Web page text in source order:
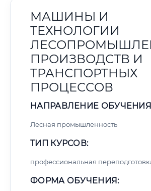
МАШИНЫ И
ТЕХНОЛОГИИ
ПРОИЗВОДСТВ И
ТРАНСПОРТНЫХ
ПРОЦЕССОВ
НАПРАВЛЕНИЕ
Лесная промышленность
ТИП КУРСОВ:
профессиональная
ФОРМА ОБУЧЕНИЯ: